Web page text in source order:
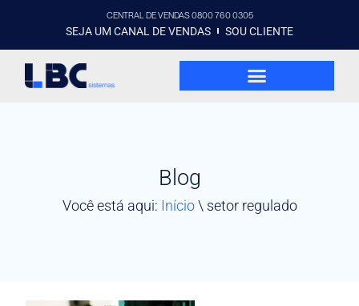
CENTRAL DE VENDAS 0800 760 0305
SEJA UM CANAL DE VENDAS SOU CLIENTE
Blog
Você está aqui: Início\ setor regulado